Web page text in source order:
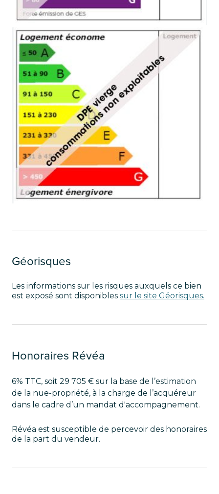
Géorisques
Les informations sur les risques auxquels ce bien
est exposé sont disponibles sur le site Géorisques.
Honoraires Révéa
6% TTC, soit 29 705 € sur la base de l’estimation
de la nue-propriété, à la charge de l’acquéreur
dans le cadre d’un mandat d'accompagnement.
Révéa est susceptible de percevoir des honoraires
de la part du vendeur.